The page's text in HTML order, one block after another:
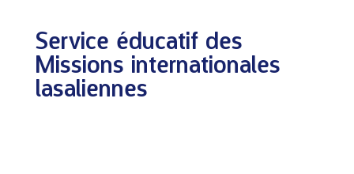
Service éducatif des
Missions internationales
lasaliennes